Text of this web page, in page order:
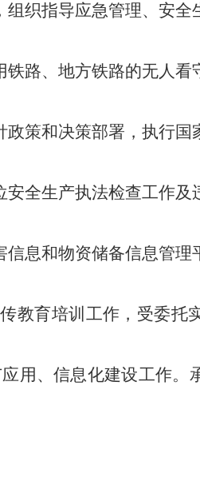
织指导应急管理、安全
路、地方铁路的无人看
和决策部署，执行国
全生产执法检查工作及
息和物资储备信息管理
育培训工作，受委托
用、信息化建设工作。